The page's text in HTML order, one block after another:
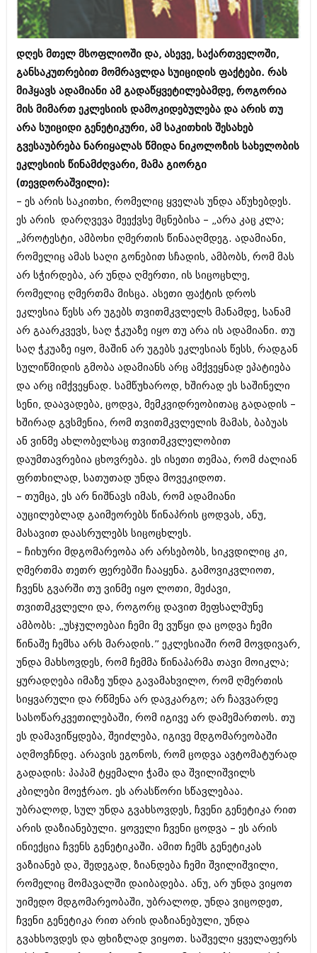
კულინარია
ავტორჩევები
ბელადები
ბიზნესსიახლეები
თემიდას სასწორი
იუმორი
კალეიდოსკოპი
ჰოროსკოპი და შეუცნობელი
რომანი და დეტექტივი
სახალისო ამბები
შოუბიზნესი
დაიჯესტი
ქალი და მამაკაცი
ისტორია
სხვადასხვა
ანონსი
აგვისტო 2018 (162)
ივლისი 2018 (223)
ივნისი 2018 (244)
მაისი 2018 (211)
აპრილი 2018 (194)
მარტი 2018 (256)
თებერვალი 2018 (208)
იანვარი 2018 (215)
ნოემბერი 2017 (212)
ოქტომბერი 2017 (231)
სექტემბერი 2017 (261)
აგვისტო 2017 (212)
ივლისი 2017 (233)
ივნისი 2017 (265)
მაისი 2017 (216)
აპრილი 2017 (220)
მარტი 2017 (212)
თებერვალი 2017 (205)
იანვარი 2017 (246)
დეკემბერი 2016 (207)
ოქტომბერი 2016 (257)
სექტემბერი 2016 (224)
აგვისტო 2016 (258)
ივლისი 2016 (211)
ივნისი 2016 (221)
მაისი 2016 (261)
აპრილი 2016 (215)
მარტი 2016 (200)
თებერვალი 2016 (250)
ბიზნესსიახლეები
გვარები
თემიდას სასწორი
იუმორი
კალეიდოსკოპი
ჰოროსკოპი და შეუცნობელი
კრიმინალი
რომანი და დეტექტივი
სახალისო ამბები
შოუბიზნესი
დაიჯესტი
ქალი და მამაკაცი
ისტორია
სხვადასხვა
არქივი
ნოემბერი 2020 (103)
ოქტომბერი 2020 (209)
სექტემბერი 2020 (204)
აგვისტო 2020 (249)
ივლისი 2020 (204)
ივნისი 2020 (249)
არქივის ზომის ნახვა
დღეს მთელ მსოფლიოში და, ასევე, საქართველოში,
განსაკუთრებით მომრავლდა სუიციდის ფაქტები. რას
მიჰყავს ადამიანი ამ გადაწყვეტილებამდე, როგორია
მის მიმართ ეკლესიის დამოკიდებულება და არის თუ
არა სუიციდი გენეტიკური, ამ საკითხის შესახებ
გვესაუბრება ნარიყალას წმიდა ნიკოლოზის სახელობის
ეკლესიის წინამძღვარი, მამა გიორგი
(თევდორაშვილი):
– ეს არის საკითხი, რომელიც ყველას უნდა აწუხებდეს.
ეს არის დარღვევა მეექვსე მცნებისა – „არა კაც კლა;
„პროტესტი, ამბოხი ღმერთის წინააღმდეგ. ადამიანი,
რომელიც ამას საღი გონებით სჩადის, ამბობს, რომ მას
არ სჭირდება, არ უნდა ღმერთი, ის სიცოცხლე,
რომელიც ღმერთმა მისცა. ასეთი ფაქტის დროს
ეკლესია წესს არ უგებს თვითმკვლელს მანამდე, სანამ
არ გაარკვევს, საღ ჭკუაზე იყო თუ არა ის ადამიანი. თუ
საღ ჭკუაზე იყო, მაშინ არ უგებს ეკლესიას წესს, რადგან
სულიწმიდის გმობა ადამიანს არც ამქვეყნად ეპატიება
და არც იმქვეყნად. სამწუხაროდ, ხშირად ეს საშინელი
სენი, დაავადება, ცოდვა, მემკვიდრეობითაც გადადის –
ხშირად გვსმენია, რომ თვითმკვლელის მამას, ბაბუას
ან ვინმე ახლობელსაც თვითმკვლელობით
დაუმთავრებია ცხოვრება. ეს ისეთი თემაა, რომ ძალიან
ფრთხილად, სათუთად უნდა მოვეკიდოთ.
– თუმცა, ეს არ ნიშნავს იმას, რომ ადამიანი
აუცილებლად გაიმეორებს წინაპრის ცოდვას, ანუ,
მასავით დაასრულებს სიცოცხლეს.
– ჩიხური მდგომარეობა არ არსებობს, სიკვდილიც კი,
ღმერთმა თეთრ ფერებში ჩააყენა. გამოვიკვლიოთ,
ჩვენს გვარში თუ ვინმე იყო ლოთი, მეძავი,
თვითმკვლელი და, როგორც დავით მეფსალმუნე
ამბობს: „უსჯულოებაი ჩემი მე ვუწყი და ცოდვა ჩემი
წინაშე ჩემსა არს მარადის.” ეკლესიაში რომ მოვდივარ,
უნდა მახსოვდეს, რომ ჩემმა წინაპარმა თავი მოიკლა;
ყურადღება იმაზე უნდა გავამახვილო, რომ ღმერთის
სიყვარული და რწმენა არ დავკარგო; არ ჩავვარდე
სასოწარკვეთილებაში, რომ იგივე არ დამემართოს. თუ
ეს დამავიწყდება, შეიძლება, იგივე მდგომარეობაში
აღმოვჩნდე. არავის ეგონოს, რომ ცოდვა ავტომატურად
გადადის: პაპამ ტყემალი ჭამა და შვილიშვილს
კბილები მოეჭრაო. ეს არასწორი სწავლებაა.
უბრალოდ, სულ უნდა გვახსოვდეს, ჩვენი გენეტიკა რით
არის დაზიანებული. ყოველი ჩვენი ცოდვა – ეს არის
ინიექცია ჩვენს გენეტიკაში. ამით ჩემს გენეტიკას
ვაზიანებ და, შედეგად, ზიანდება ჩემი შვილიშვილი,
რომელიც მომავალში დაიბადება. ანუ, არ უნდა ვიყოთ
უიმედო მდგომარეობაში, უბრალოდ, უნდა ვიცოდეთ,
ჩვენი გენეტიკა რით არის დაზიანებული, უნდა
გვახსოვდეს და ფხიზლად ვიყოთ. საშველი ყველაფერს